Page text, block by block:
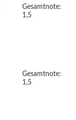
Gesamtnote:
1,5
Gesamtnote:
1,5